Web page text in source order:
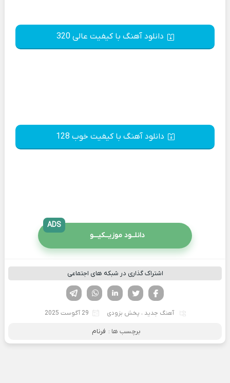
دانلود آهنگ با کیفیت عالی 320
دانلود آهنگ با کیفیت خوب 128
دانلــود موزیــکیـــو
ADS
اشتراک گذاری در شبکه های اجتماعی
لینکدین تویتر
فیسوک
آهنگ جدید ، پخش بزودی 29 آگوست 2025
برچسب ها : فرنام